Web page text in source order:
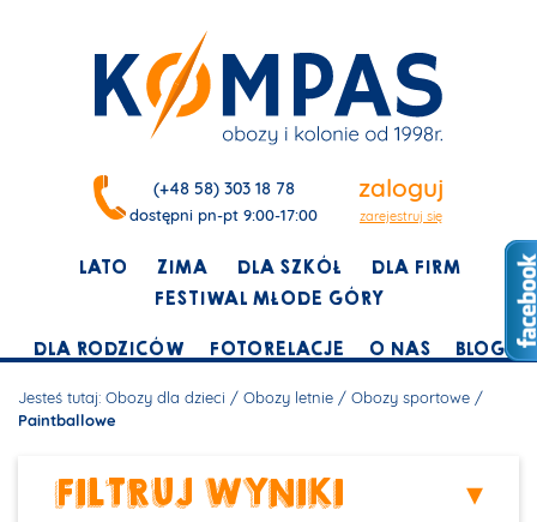
(+48 58) 303 18 78
dostępni pn-pt 9:00-17:00
zaloguj
zarejestruj się
LATO ZIMA DLA SZKÓŁ
DLA FIRM
FESTIWAL MŁODE GÓRY
DLA RODZICÓW
FOTORELACJE O NAS BLOG
Jesteś tutaj: Obozy dla dzieci / Obozy letnie / Obozy sportowe /
Paintballowe
FILTRUJ WYNIKI ▾